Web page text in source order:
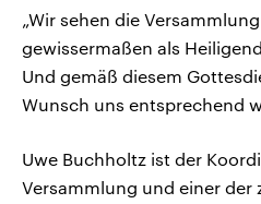
„Wir sehen die
gewissermaßen als
Und gemäß diesem
Wunsch uns entsprechend
Uwe Buchholtz ist der
Versammlung und einer der